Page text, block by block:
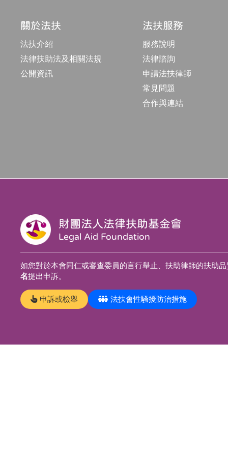
關於法扶
法扶介紹
法律扶助法及相關法規
公開資訊
法扶服務
服務說明
法律諮詢
申請法扶律師
常見問題
合作與連結
財團法人法律扶助基金會
Legal Aid Foundation
如您對於本會同仁或審查委員的言行舉止、扶助律師的扶助
名提出申訴。
申訴或檢舉 法扶會性騷擾防治措施